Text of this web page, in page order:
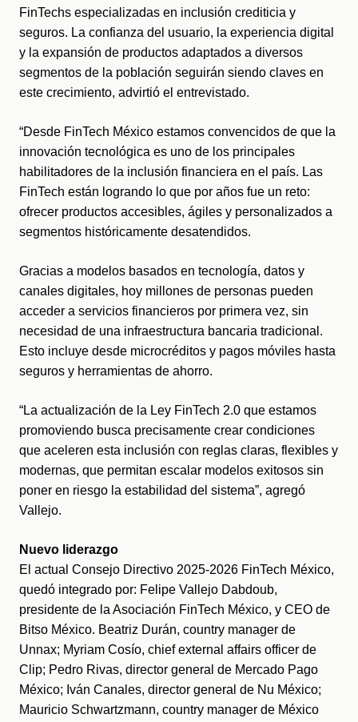
FinTechs especializadas en inclusión crediticia y
seguros. La confianza del usuario, la experiencia digital
y la expansión de productos adaptados a diversos
segmentos de la población seguirán siendo claves en
este crecimiento, advirtió el entrevistado.
“Desde FinTech México estamos convencidos de que la
innovación tecnológica es uno de los principales
habilitadores de la inclusión financiera en el país. Las
FinTech están logrando lo que por años fue un reto:
ofrecer productos accesibles, ágiles y personalizados a
segmentos históricamente desatendidos.
Gracias a modelos basados en tecnología, datos y
canales digitales, hoy millones de personas pueden
acceder a servicios financieros por primera vez, sin
necesidad de una infraestructura bancaria tradicional.
Esto incluye desde microcréditos y pagos móviles hasta
seguros y herramientas de ahorro.
“La actualización de la Ley FinTech 2.0 que estamos
promoviendo busca precisamente crear condiciones
que aceleren esta inclusión con reglas claras, flexibles y
modernas, que permitan escalar modelos exitosos sin
poner en riesgo la estabilidad del sistema”, agregó
Vallejo.
Nuevo liderazgo
El actual Consejo Directivo 2025-2026 FinTech México,
quedó integrado por: Felipe Vallejo Dabdoub,
presidente de la Asociación FinTech México, y CEO de
Bitso México. Beatriz Durán, country manager de
Unnax; Myriam Cosío, chief external affairs officer de
Clip; Pedro Rivas, director general de Mercado Pago
México; Iván Canales, director general de Nu México;
Mauricio Schwartzmann, country manager de México